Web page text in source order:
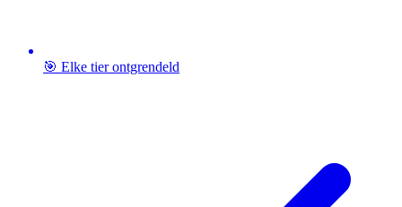
🎯 Elke tier ontgrendeld